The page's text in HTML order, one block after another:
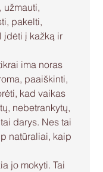
užmauti,
pakelti,
įdėti į kažką ir
ima noras
paaiškinti,
kad vaikas
nebetrankytų,
darys. Nes tai
natūraliai, kaip
jo mokyti. Tai